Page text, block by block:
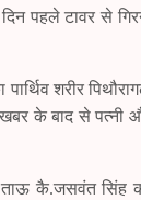
पहले टावर से
पार्थिव शरीर
के बाद से पत्नी
कै.जसवंत सिंह